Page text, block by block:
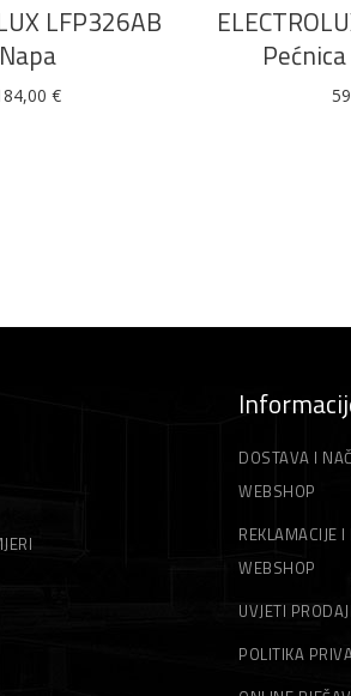
LFP326AB
Napa
€
DOSTAVA I
WEBSHOP
REKLAMACIJE
WEBSHOP
UVJETI
POLITIKA